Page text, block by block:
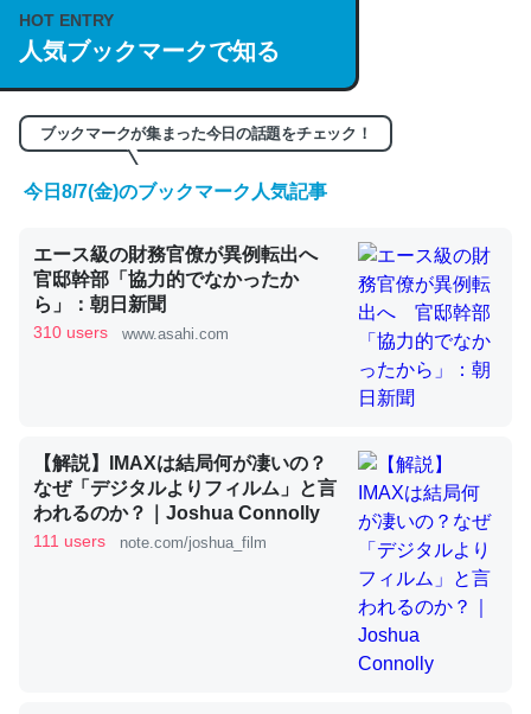
https://isobe324649.hatenablog.com/entry/2023/03/27
/064121
─GPTの仕組みと限界についての考察（１） - conceptualization
くらい。小説でいう「ずっと前の伏線」は回収されないけ
ど、短期記憶というには多い分量。進化すればするほど分
かりやすく強くなりそう
─GPTの仕組みと限界についての考察（１） - conceptualization
昆虫ってカルシウム少ないのか。知らんかった。調べたら
コオロギのカルシウム分はエビの600分の1程度。
─ニュース :: 【研究発表】昆虫学の大問題＝「昆虫はなぜ海にいな
HOT ENTRY
人気ブックマークで知る
ブックマークが集まった今日の話題をチェック！
今日8/7(金)のブックマーク人気記事
エース級の財務官僚が異例転出へ
官邸幹部「協力的でなかったか
ら」：朝日新聞
310 users www.asahi.com
【解説】IMAXは結局何が凄いの？
なぜ「デジタルよりフィルム」と言
われるのか？｜Joshua Connolly
111 users note.com/joshua_film